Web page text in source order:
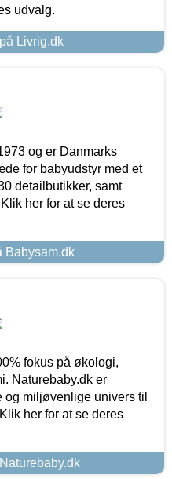
udvalg.
Livrig.dk
og er Danmarks
for babyudstyr med et
detailbutikker, samt
her for at se deres
Babysam.dk
fokus på økologi,
Naturebaby.dk er
miljøvenlige univers til
her for at se deres